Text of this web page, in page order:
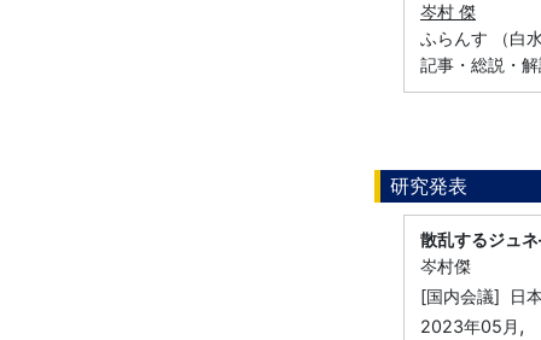
岑村 傑
ふらんす （
記事・総説・
研究発表
散乱するジュ
岑村傑
[国内会議] 日
2023年05月 ,